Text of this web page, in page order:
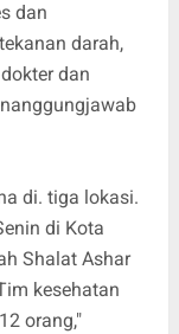
dan
darah,
dan
di. tiga lokasi.
di Kota
Shalat Ashar
kesehatan
orang,"